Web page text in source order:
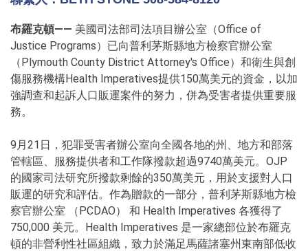
布羅克頓—— 美國司法部司法項目辦公室（Office of
Justice Programs）已向普利茅斯縣地方檢察官辦公室
（Plymouth County District Attorney's Office）和衛生與創
傷服務機構Health Imperatives提供150萬美元的資金，以加
強調查和起訴人口販運案件的努力，併為受害者提供重要服
務。
9月21日，犯罪受害者辦公室向全國各地的州、地方和部落
管轄區、服務提供者和工作隊撥款超過9740萬美元。OJP
的國家司法研究所撥款剩餘的350萬美元，用於支援對人口
販運的研究和評估。作為贈款的一部分，普利茅斯縣地方檢
察官辦公室 （PCDAO） 和 Health Imperatives 各獲得了
750,000 美元。Health Imperatives 是一家總部位於布羅克
頓的非營利性社區組織，致力於滿足馬薩諸塞州東南部低收